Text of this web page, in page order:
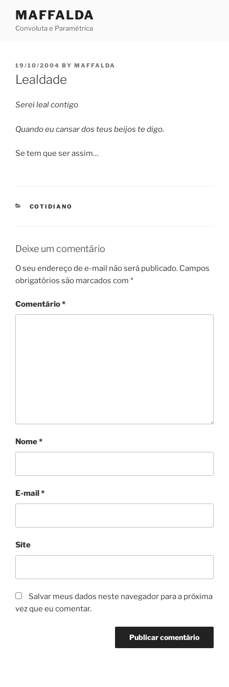
content
MAFFALDA
Convoluta e Paramétrica
POSTED
ON
19/10/2004 BY MAFFALDA
Lealdade
Serei leal contigo
Quando eu cansar dos teus beijos te digo.
Se tem que ser assim…
CATEGORIES
COTIDIANO
Deixe um comentário
O seu endereço de e-mail não será publicado. Campos
obrigatórios são marcados com *
Comentário*
Nome*
E-mail*
Site
Salvar meus dados neste navegador para a próxima
vez que eu comentar.